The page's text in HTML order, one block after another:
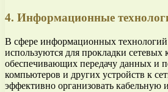
4. Информационные
В сфере информационных
используются для прокладки сетевых
обеспечивающих передачу данных и
компьютеров и других устройств к
эффективно организовать кабельную